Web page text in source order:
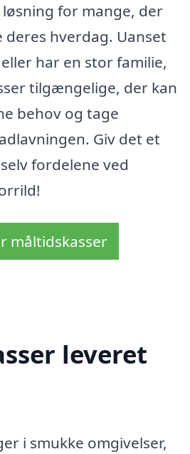
for mange, der
hverdag. Uanset
har en stor familie,
tilgængelige, der kan
behov og tage
Giv det et
fordelene ved
måltidskasser
leveret
i smukke omgivelser,